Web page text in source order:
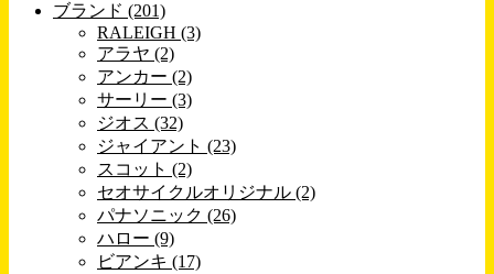
ブランド (201)
RALEIGH (3)
アラヤ (2)
アンカー (2)
サーリー (3)
ジオス (32)
ジャイアント (23)
スコット (2)
セオサイクルオリジナル (2)
パナソニック (26)
ハロー (9)
ビアンキ (17)